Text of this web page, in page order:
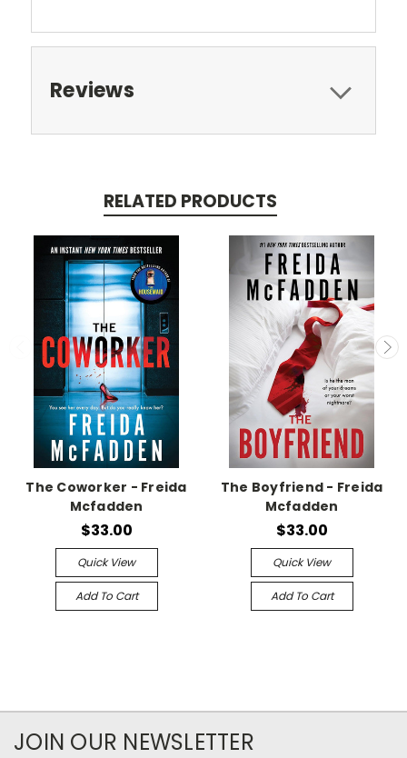
Reviews
RELATED PRODUCTS
The Coworker - Freida
Mcfadden
$33.00
Quick View
Add To Cart
The Boyfriend - Freida
Mcfadden
$33.00
Quick View
Add To Cart
JOIN OUR NEWSLETTER